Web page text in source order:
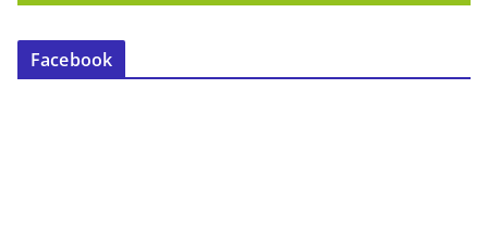
Facebook